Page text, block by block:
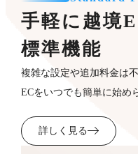
手軽に越境
標準機能
複雑な設定や追加料金は
ECをいつでも簡単に始め
詳しく見る